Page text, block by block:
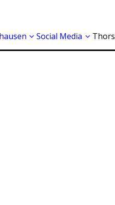
Social Media